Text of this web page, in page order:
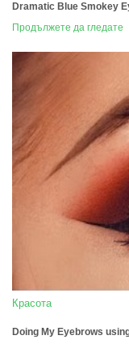
Dramatic Blue Smokey
Продължете да гледате
Красота
Doing My Eyebrows